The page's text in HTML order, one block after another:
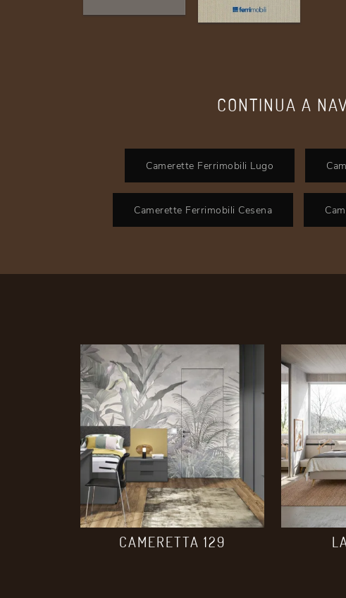
CONTINUA A
Camerette Ferrimobili Lugo
Camerette Ferrimobili Cesena
CAMERETTA 129